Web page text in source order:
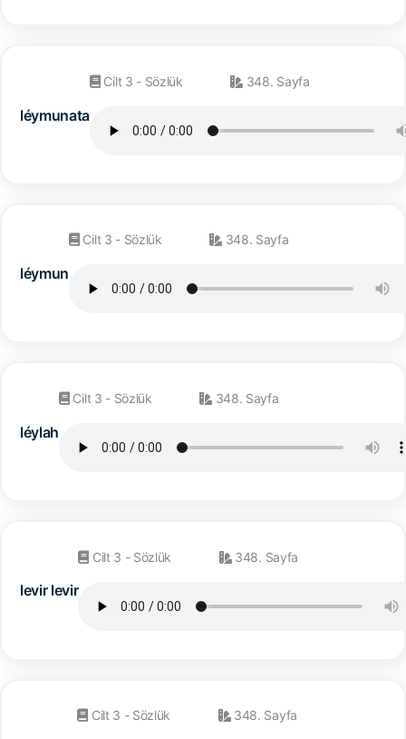
léymunata
Cilt 3 - Sözlük 348. Sayfa
léymun
Cilt 3 - Sözlük 348. Sayfa
léylah
Cilt 3 - Sözlük 348. Sayfa
levir levir
Cilt 3 - Sözlük 348. Sayfa
Cilt 3 - Sözlük 348. Sayfa